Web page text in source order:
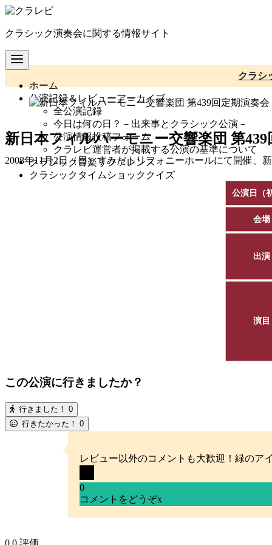
コ
テ
ン
ツ
移
クラシック演奏会に関する情報サイト
ホーム
公演記録＆レビューアーカイブ
全公演記録
今日は何の日？－出来事とクラシック公演－
公演情報投稿フォーム
クラレビ運営者が掲載する公演の基準について
クラシック音楽リファレンス
クラシックタイムショッククイズ
クラシ
新日本フィルハーモニー交響楽団 第439
2008年11月2日（日）すみだトリフォニーホールにて開催、
公演日（
会場
出演
演目
この公演に行きましたか？
行きました！ 0
行きたかった！ 0
レビュー以外のコメントも大歓迎！緑のア
0
コメントをどうぞx
0 0 評価